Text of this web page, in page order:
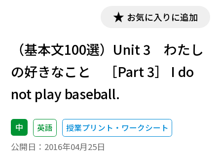
お気に入りに追加
（基本文100選）Unit 3 わたし
の好きなこと ［Part 3］ I do
not play baseball.
中 英語 授業プリント・ワークシート
公開日： 2016年04月25日